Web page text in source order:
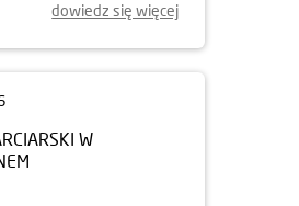
dowiedz się więcej
W